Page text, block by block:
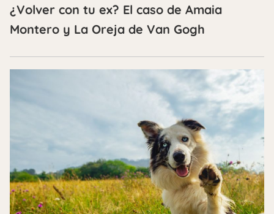
¿Volver con tu ex? El caso de Amaia
Montero y La Oreja de Van Gogh